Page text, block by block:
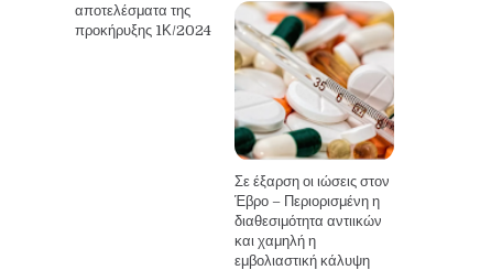
αποτελέσματα της
προκήρυξης 1Κ/2024
Σε έξαρση οι ιώσεις στον
Έβρο – Περιορισμένη η
διαθεσιμότητα αντιικών
και χαμηλή η
εμβολιαστική κάλυψη